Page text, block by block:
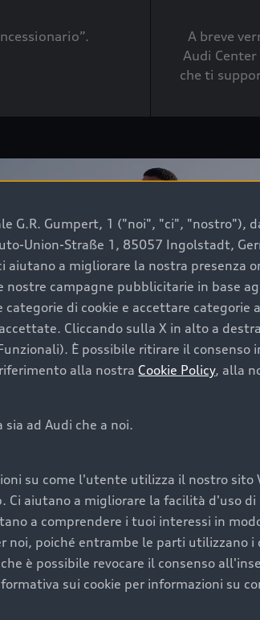
A breve
Audi
che ti
la tua nuova Audi, entro la data di
attivare il Piano Premium Care. Scopri i
previsti, personalizzati secondo
auto.
di più
G.R. Gumpert, 1 ("noi", "ci", "nostro"),
Union-Straße 1, 85057 Ingolstadt,
a migliorare la nostra presenza
campagne pubblicitarie in base
di cookie e accettare categorie
Cliccando sulla X in alto a
È possibile ritirare il consenso
alla nostra Cookie Policy, alla
ad Audi che a noi.
su come l'utente utilizza il nostro sito
aiutano a migliorare la facilità d'uso di
a comprendere i tuoi interessi in
poiché entrambe le parti utilizzano i
è possibile revocare il consenso
sui cookie per informazioni su